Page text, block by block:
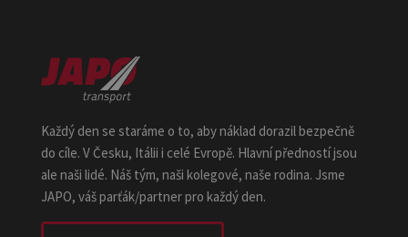
Každý den se staráme o to, aby náklad dorazil bezpečně
do cíle. V Česku, Itálii i celé Evropě. Hlavní předností jsou
ale naši lidé. Náš tým, naši kolegové, naše rodina. Jsme
JAPO, váš parťák/partner pro každý den.